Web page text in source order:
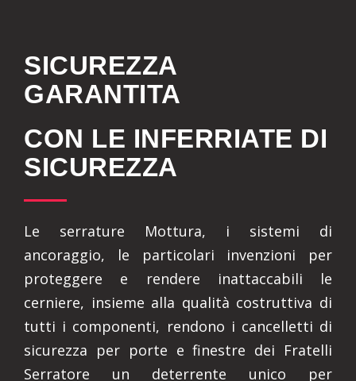
SICUREZZA
GARANTITA
CON LE INFERRIATE DI
SICUREZZA
Le serrature Mottura, i sistemi di
ancoraggio, le particolari invenzioni per
proteggere e rendere inattaccabili le
cerniere, insieme alla qualità costruttiva di
tutti i componenti, rendono i cancelletti di
sicurezza per porte e finestre dei Fratelli
Serratore un deterrente unico per